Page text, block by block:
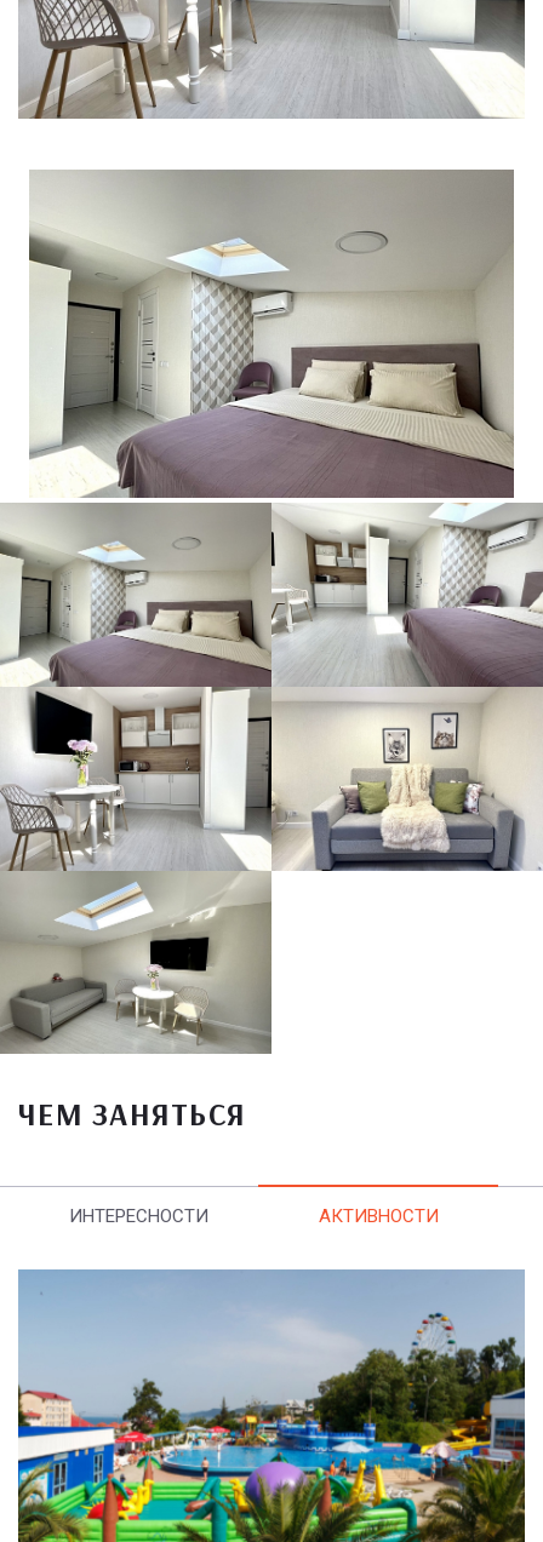
ЧЕМ ЗАНЯТЬСЯ
ИНТЕРЕСНОСТИ АКТИВНОСТИ